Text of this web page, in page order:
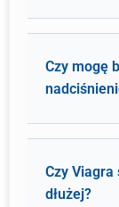
Czy mogę
Czy Viagra
dłużej?